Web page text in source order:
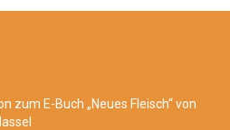
zum E-Buch „Neues Fleisch“ von